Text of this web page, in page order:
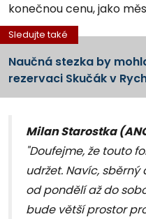
konečnou cenu, jako
Sledujte také
Naučná stezka by
rezervaci Skučák v
Milan Starostka
"Doufejme, že touto
udržet. Navíc,
od pondělí až do
bude větší prostor